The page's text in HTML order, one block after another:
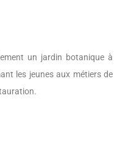
un jardin botanique à
les jeunes aux métiers de